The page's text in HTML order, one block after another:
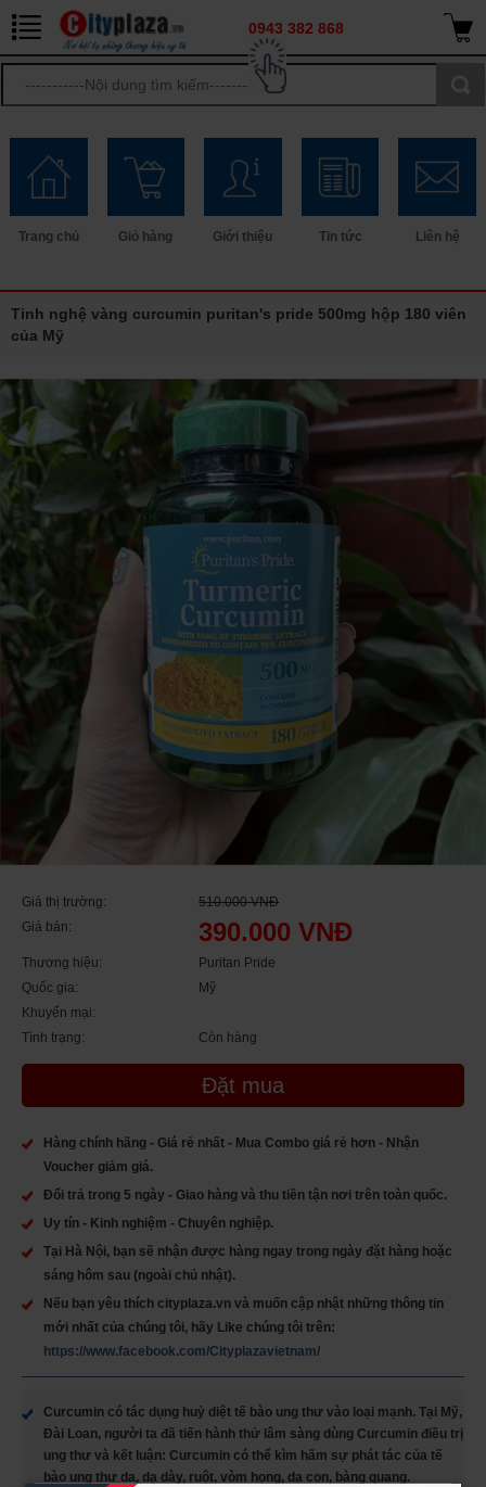
0943 382 868
Trang chủ Giỏ hàng Giới thiệu Tin tức Liên hệ
Tinh nghệ vàng curcumin puritan's pride 500mg hộp 180 viên
của Mỹ
Giá thị trường:
510.000 VNĐ
Giá bán:
390.000 VNĐ
Thương hiệu:
Puritan Pride
Quốc gia:
Mỹ
Khuyến mại:
Tình trạng:
Còn hàng
Đặt mua
Hàng chính hãng - Giá rẻ nhất - Mua Combo giá rẻ hơn - Nhận
Voucher giảm giá.
Đổi trả trong 5 ngày - Giao hàng và thu tiền tận nơi trên toàn quốc.
Uy tín - Kinh nghiệm - Chuyên nghiệp.
Tại Hà Nội, bạn sẽ nhận được hàng ngay trong ngày đặt hàng hoặc
sáng hôm sau (ngoài chủ nhật).
Nếu bạn yêu thích cityplaza.vn và muốn cập nhật những thông tin
mới nhất của chúng tôi, hãy Like chúng tôi trên:
https://www.facebook.com/Cityplazavietnam/
Curcumin có tác dụng huỷ diệt tế bào ung thư vào loại mạnh. Tại Mỹ,
Đài Loan, người ta đã tiến hành thử lâm sàng dùng Curcumin điều trị
ung thư và kết luận: Curcumin có thể kìm hãm sự phát tác của tế
bào ung thư da, dạ dày, ruột, vòm họng, dạ con, bàng quang.